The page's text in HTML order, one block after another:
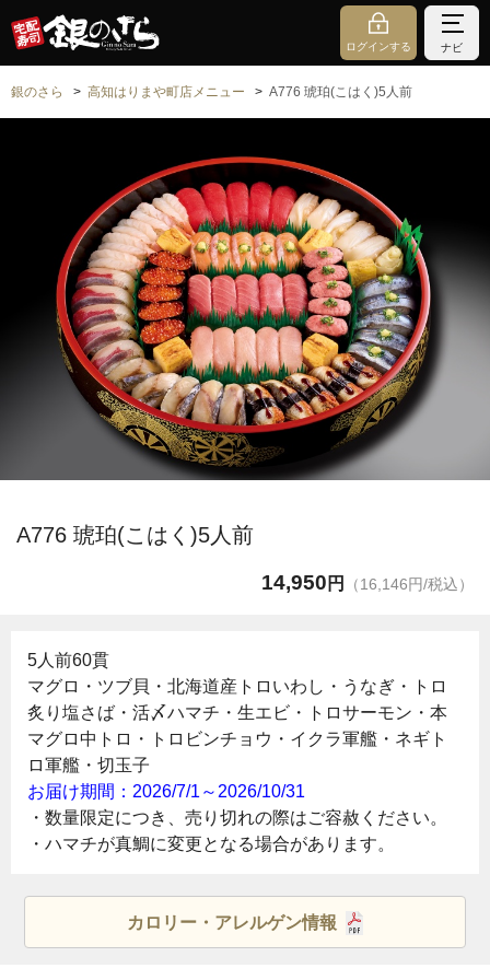
ログインする ナビ
銀のさら 高知はりまや町店メニュー A776 琥珀(こはく)5人前
A776 琥珀(こはく)5人前
14,950 円 （16,146円/税込）
5人前60貫
マグロ・ツブ貝・北海道産トロいわし・うなぎ・トロ
炙り塩さば・活〆ハマチ・生エビ・トロサーモン・本
マグロ中トロ・トロビンチョウ・イクラ軍艦・ネギト
ロ軍艦・切玉子
お届け期間：2026/7/1～2026/10/31
・数量限定につき、売り切れの際はご容赦ください。
・ハマチが真鯛に変更となる場合があります。
カロリー・アレルゲン情報